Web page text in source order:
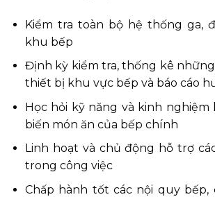
Kiểm tra toàn bộ hệ thống ga,
khu bếp
Định kỳ kiểm tra, thống kê
thiết bị khu vực bếp và báo cáo
Học hỏi kỹ năng và kinh nghiệm
biến món ăn của bếp chính
Linh hoạt và chủ động hỗ trợ
trong công việc
Chấp hành tốt các nội quy bếp,